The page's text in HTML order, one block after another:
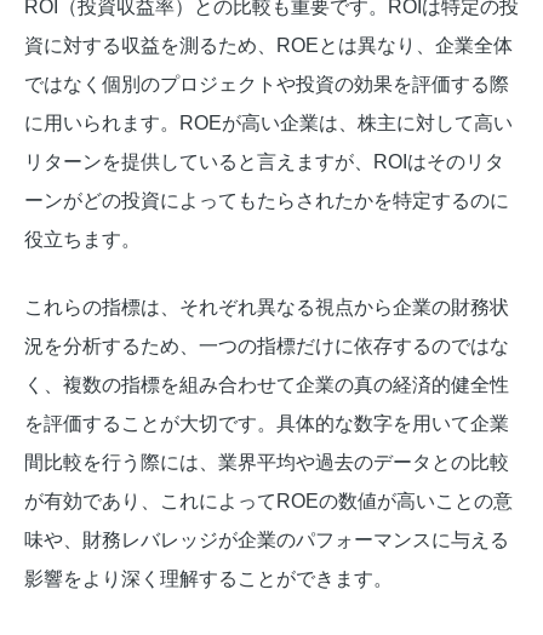
ROI（投資収益率）との比較も重要です。ROIは特定の投
資に対する収益を測るため、ROEとは異なり、企業全体
ではなく個別のプロジェクトや投資の効果を評価する際
に用いられます。ROEが高い企業は、株主に対して高い
リターンを提供していると言えますが、ROIはそのリタ
ーンがどの投資によってもたらされたかを特定するのに
役立ちます。
これらの指標は、それぞれ異なる視点から企業の財務状
況を分析するため、一つの指標だけに依存するのではな
く、複数の指標を組み合わせて企業の真の経済的健全性
を評価することが大切です。具体的な数字を用いて企業
間比較を行う際には、業界平均や過去のデータとの比較
が有効であり、これによってROEの数値が高いことの意
味や、財務レバレッジが企業のパフォーマンスに与える
影響をより深く理解することができます。